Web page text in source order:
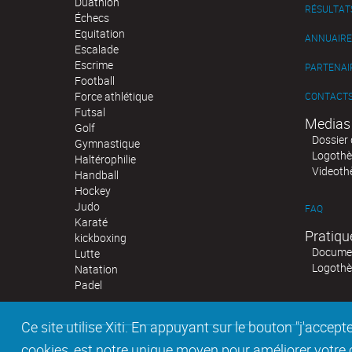
Ce site utilise Xiti. En appuyant sur le bouton
Échecs
Equitation
Escalade
Escrime
Football
Force athlétique
Futsal
Golf
Gymnastique
Haltérophilie
Handball
Hockey
Judo
Karaté
kickboxing
Lutte
Natation
Padel
ANNUAIRE
Medias
FAQ